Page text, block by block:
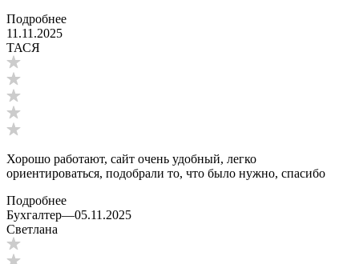
Подробнее
11.11.2025
ТАСЯ
Хорошо работают, сайт очень удобный, легко
ориентироваться, подобрали то, что было нужно, спасибо
Подробнее
Бухгалтер—05.11.2025
Светлана